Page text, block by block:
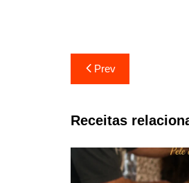
Navegação
de
artigos
Prev
Receitas